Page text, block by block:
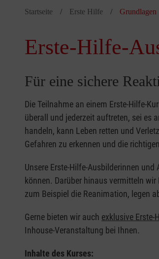
Startseite Erste Hilfe Grundlagen
Erste-Hilfe-
Für eine sichere
Die Teilnahme an einem Erste-Hilfe-
überall und jederzeit auftreten, sei es
handeln, kann Leben retten und
Gefahren zu erkennen und die
Unsere Erste-Hilfe-Ausbilderinnen
können. Darüber hinaus vermitteln
zum Beispiel die Reanimation, legen
Gerne bieten wir auch exklusive Erste-
Inhouse-Veranstaltung bei Ihnen.
Inhalte des Kurses: